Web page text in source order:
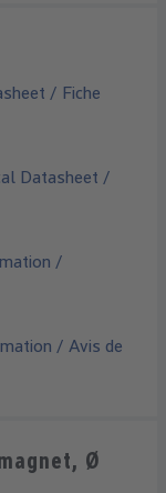
/ Fiche
Datasheet /
/
/ Avis de
Ø